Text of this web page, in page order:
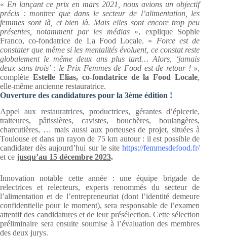
« En lançant ce prix en mars 2021, nous avions un objectif
précis : montrer que dans le secteur de l’alimentation, les
femmes sont là, et bien là. Mais elles sont encore trop peu
présentes, notamment par les médias », explique Sophie
Franco, co-fondatrice de La Food Locale. « Force est de
constater que même si les mentalités évoluent, ce constat reste
globalement le même deux ans plus tard… Alors, ‘jamais
deux sans trois’ : le Prix Femmes de Food est de retour ! »,
complète Estelle Elias, co-fondatrice de la Food Locale,
elle-même ancienne restauratrice.
Ouverture des candidatures pour la 3ème édition !
Appel aux restauratrices, productrices, gérantes d’épicerie,
traiteures, pâtissières, cavistes, bouchères, boulangères,
charcutières, … mais aussi aux porteuses de projet, situées à
Toulouse et dans un rayon de 75 km autour : il est possible de
candidater dès aujourd’hui sur le sitehttps://femmesdefood.fr/
et ce jusqu’au 15 décembre 2023.
Innovation notable cette année : une équipe brigade de
relectrices et relecteurs, experts renommés du secteur de
l’alimentation et de l’entrepreneuriat (dont l’identité demeure
confidentielle pour le moment), sera responsable de l’examen
attentif des candidatures et de leur présélection. Cette sélection
préliminaire sera ensuite soumise à l’évaluation des membres
des deux jurys.